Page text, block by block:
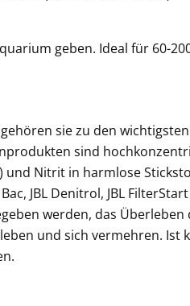
geben. Ideal für 60-
sie zu den
sind
Nitrit in harmlose
JBL Denitrol, JBL
werden, das
und sich vermehren.